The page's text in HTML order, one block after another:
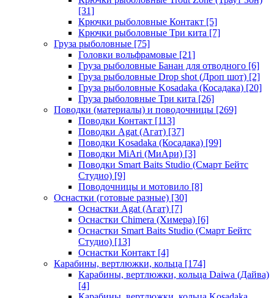
[31]
Крючки рыболовные Контакт [5]
Крючки рыболовные Три кита [7]
Груза рыболовные [75]
Головки вольфрамовые [21]
Груза рыболовные Банан для отводного [6]
Груза рыболовные Drop shot (Дроп шот) [2]
Груза рыболовные Kosadaka (Косадака) [20]
Груза рыболовные Три кита [26]
Поводки (материалы) и поводочницы [269]
Поводки Контакт [113]
Поводки Agat (Агат) [37]
Поводки Kosadaka (Косадака) [99]
Поводки MiAri (МиАри) [3]
Поводки Smart Baits Studio (Смарт Бейтс
Студио) [9]
Поводочницы и мотовило [8]
Оснастки (готовые разные) [30]
Оснастки Agat (Агат) [7]
Оснастки Chimera (Химера) [6]
Оснастки Smart Baits Studio (Смарт Бейтс
Студио) [13]
Оснастки Контакт [4]
Карабины, вертлюжки, кольца [174]
Карабины, вертлюжки, кольца Daiwa (Дайва)
[4]